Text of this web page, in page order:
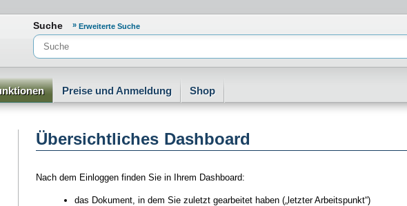
Suche Erweiterte Suche
Preise und Anmeldung Shop
Übersichtliches Dashboard
Nach dem Einloggen finden Sie in Ihrem Dashboard:
das Dokument, in dem Sie zuletzt gearbeitet haben („letzter Arbeitspunkt“)